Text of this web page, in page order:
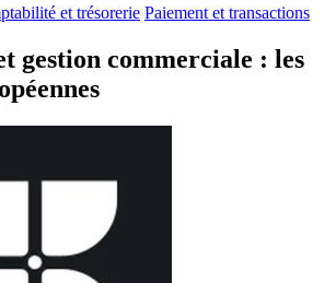
et trésorerie Paiement et transactions
gestion commerciale : les